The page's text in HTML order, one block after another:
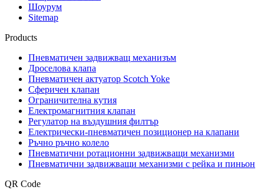
Шоурум
Sitemap
Products
Пневматичен задвижващ механизъм
Дроселова клапа
Пневматичен актуатор Scotch Yoke
Сферичен клапан
Ограничителна кутия
Електромагнитния клапан
Регулатор на въздушния филтър
Електрически-пневматичен позиционер на клапани
Ръчно ръчно колело
Пневматични ротационни задвижващи механизми
Пневматични задвижващи механизми с рейка и пиньон
QR Code